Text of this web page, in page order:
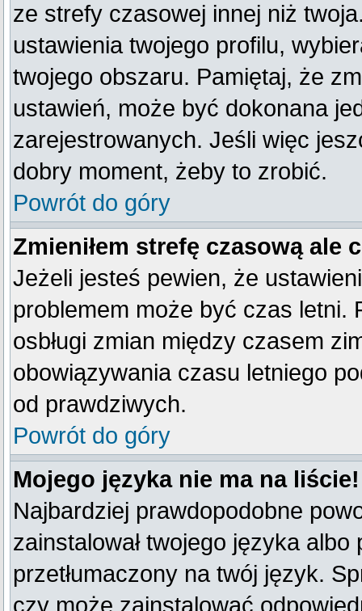
ze strefy czasowej innej niż
ustawienia twojego profilu,
twojego obszaru. Pamiętaj, że
ustawień, może być dokonana
zarejestrowanych. Jeśli więc
dobry moment, żeby to zrobić.
Powrót do góry
Zmieniłem strefę czasową ale
Jeżeli jesteś pewien, że
problemem może być czas letni.
osbługi zmian między czasem
obowiązywania czasu letniego
od prawdziwych.
Powrót do góry
Mojego języka nie ma na liście!
Najbardziej prawdopodobne
zainstalował twojego języka
przetłumaczony na twój język.
czy może zainstalować